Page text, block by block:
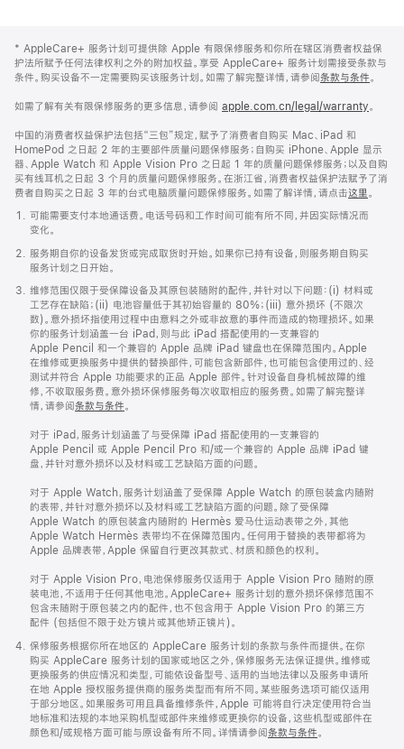
Footer
* AppleCare+ 服务计划可提供除 Apple 有限保修服务和你所在辖区消费者权益保
护法所赋予任何法律权利之外的附加权益。享受 AppleCare+ 服务计划需接受条款与
条件。购买设备不一定需要购买该服务计划。如需了解完整详情，请参阅条款与条件。
如需了解有关有限保修服务的更多信息，请参阅 apple.com.cn/legal/warranty。
中国的消费者权益保护法包括“三包”规定，赋予了消费者自购买 Mac、iPad 和
HomePod 之日起 2 年的主要部件质量问题保修服务；自购买 iPhone、Apple 显示
器、Apple Watch 和 Apple Vision Pro 之日起 1 年的质量问题保修服务；以及自购
买有线耳机之日起 3 个月的质量问题保修服务。在浙江省，消费者权益保护法赋予了消
费者自购买之日起 3 年的台式电脑质量问题保修服务。如需了解详情，请点击这里。
可能需要支付本地通话费。电话号码和工作时间可能有所不同，并因实际情况而
变化。
服务期自你的设备发货或完成取货时开始。如果你已持有设备，则服务期自购买
服务计划之日开始。
维修范围仅限于受保障设备及其原包装随附的配件，并针对以下问题：(i) 材料或
工艺存在缺陷；(ii) 电池容量低于其初始容量的 80%；(iii) 意外损坏 (不限次
数)。意外损坏指使用过程中由意料之外或非故意的事件而造成的物理损坏。如果
你的服务计划涵盖一台 iPad，则与此 iPad 搭配使用的一支兼容的
Apple Pencil 和一个兼容的 Apple 品牌 iPad 键盘也在保障范围内。Apple
在维修或更换服务中提供的替换部件，可能包含新部件，也可能包含使用过的、经
测试并符合 Apple 功能要求的正品 Apple 部件。针对设备自身机械故障的维
修，不收取服务费。意外损坏保修服务每次收取相应的服务费。如需了解完整详
情，请参阅 条款与条件。
对于 iPad，服务计划涵盖了与受保障 iPad 搭配使用的一支兼容的
Apple Pencil 或 Apple Pencil Pro 和/或一个兼容的 Apple 品牌 iPad 键
盘，并针对意外损坏以及材料或工艺缺陷方面的问题。
对于 Apple Watch，服务计划涵盖了受保障 Apple Watch 的原包装盒内随附
的表带，并针对意外损坏以及材料或工艺缺陷方面的问题。除了受保障
Apple Watch 的原包装盒内随附的 Hermès 爱马仕运‍动表带之外，其他
Apple Watch Hermès 表带均不在保障范围内。任何用于替换的表带都将为
Apple 品牌表带，Apple 保留自行更改其款式、材质和颜色的权利。
对于 Apple Vision Pro，电池保修服务仅适用于 Apple Vision Pro 随附的原
装电池，不适用于任何其他电池。AppleCare+ 服务计划的意外损坏保修范围不
包含未随附于原包装之内的配件，也不包含用于 Apple Vision Pro 的第三方
配件 (包括但不限于处方镜片或其他矫正镜片)。
保修服务根据你所在地区的 AppleCare 服务计划的条款与条件而提供。在你
购买 AppleCare 服务计划的国家或地区之外，保修服务无法保证提供。维修或
更换服务的供应情况和类型，可能依设备型号、适用的当地法律以及服务申请所
在地 Apple 授权服务提供商的服务类型而有所不同。某些服务选项可能仅适用
于部分地区。如果服务可用且具备维修条件，Apple 可能将自行决定使用符合当
地标准和法规的本地采购机型或部件来维修或更换你的设备，这些机型或部件在
颜色和/或规格方面可能与原设备有所不同。详情请参阅条款与条件。